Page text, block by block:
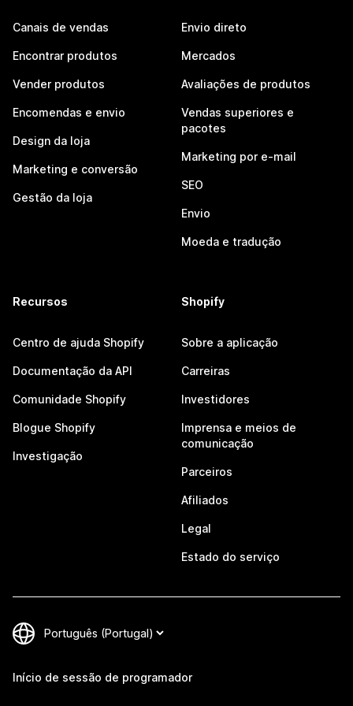
Canais de vendas
Encontrar produtos
Vender produtos
Encomendas e envio
Design da loja
Marketing e conversão
Gestão da loja
Envio direto
Mercados
Avaliações de produtos
Vendas superiores e
pacotes
Marketing por e-mail
SEO
Envio
Moeda e tradução
Recursos
Centro de ajuda Shopify
Documentação da API
Comunidade Shopify
Blogue Shopify
Investigação
Shopify
Sobre a aplicação
Carreiras
Investidores
Imprensa e meios de
comunicação
Parceiros
Afiliados
Legal
Estado do serviço
Início de sessão de programador